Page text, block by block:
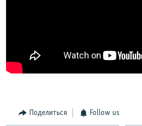
Поделиться Follow us